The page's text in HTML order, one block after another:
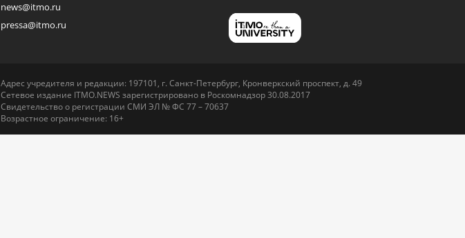
news@itmo.ru
pressa@itmo.ru
Адрес учредителя и редакции: 197101, г. Санкт-Петербург, Кронверкский проспект, д. 49
Сетевое издание ITMO.NEWS зарегистрировано в Роскомнадзор 30.08.2017
Свидетельство о регистрации СМИ ЭЛ № ФС 77 – 70637
Возрастное ограничение: 16+